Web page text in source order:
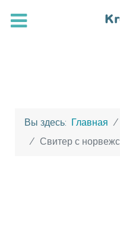
Вы здесь: Главная
Свитер с